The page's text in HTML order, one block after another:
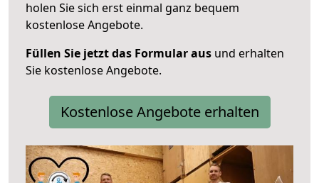
holen Sie sich erst einmal ganz bequem
kostenlose Angebote.
Füllen Sie jetzt das Formular aus und erhalten
Sie kostenlose Angebote.
Kostenlose Angebote erhalten